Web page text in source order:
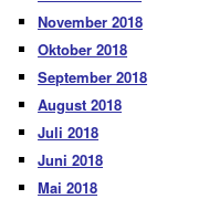
November 2018
Oktober 2018
September 2018
August 2018
Juli 2018
Juni 2018
Mai 2018